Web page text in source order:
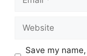
Website
Save my